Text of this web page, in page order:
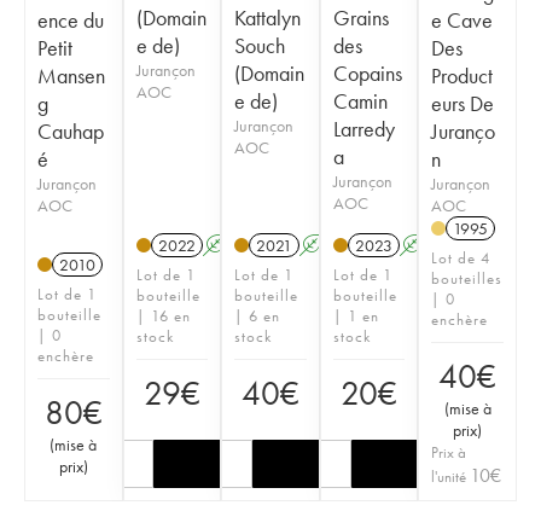
ence du
Petit
Mansen
g
Cauhap
é
Jurançon
AOC
2010
Lot de 1
bouteille
| 0
enchère
80€
(mise à
prix)
(Domain
e de)
Jurançon
AOC
2022 A
Lot de 1
bouteille
| 16 en
stock
29€
Kattalyn
Souch
(Domain
e de)
Jurançon
AOC
2021 A
Lot de 1
bouteille
| 6 en
stock
40€
Grains
des
Copains
Camin
Larredy
a
Jurançon
AOC
2023 A
Lot de 1
bouteille
| 1 en
stock
20€
e Cave
Des
Product
eurs De
Juranço
n
Jurançon
AOC
1995
Lot de 4
bouteilles
| 0
enchère
40€
(mise à
prix)
Prix à
l'unité 10€